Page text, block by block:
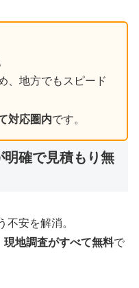
、地方でもスピード
対応圏内です。
確で見積もり無
不安を解消。
現地調査がすべて無料で